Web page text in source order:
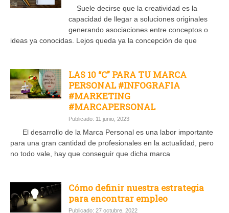
Suele decirse que la creatividad es la
capacidad de llegar a soluciones originales
generando asociaciones entre conceptos o
ideas ya conocidas. Lejos queda ya la concepción de que
LAS 10 “C” PARA TU MARCA
PERSONAL #INFOGRAFIA
#MARKETING
#MARCAPERSONAL
Publicado: 11 junio, 2023
El desarrollo de la Marca Personal es una labor importante
para una gran cantidad de profesionales en la actualidad, pero
no todo vale, hay que conseguir que dicha marca
Cómo definir nuestra estrategia
para encontrar empleo
Publicado: 27 octubre, 2022